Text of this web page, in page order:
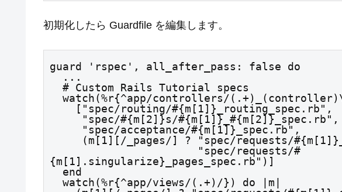
初期化したら Guardfile を編集します。
guard 'rspec', all_after_pass: false do
  ...
                       "spec/requests/#
{m[1].singularize}_pages_spec.rb")]